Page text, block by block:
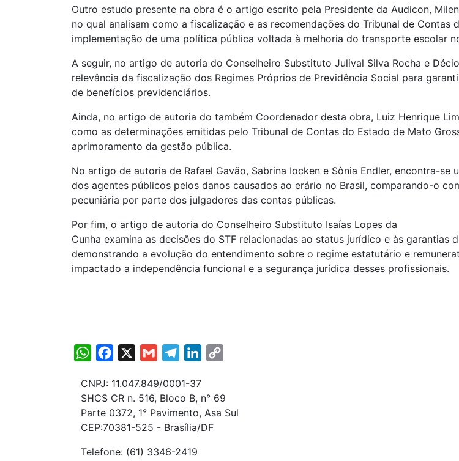
Outro estudo presente na obra é o artigo escrito pela Presidente da Audicon,
no qual analisam como a fiscalização e as recomendações do Tribunal de
implementação de uma política pública voltada à melhoria do transporte escolar
A seguir, no artigo de autoria do Conselheiro Substituto Julival Silva Rocha e
relevância da fiscalização dos Regimes Próprios de Previdência Social para
de benefícios previdenciários.
Ainda, no artigo de autoria do também Coordenador desta obra, Luiz Henrique
como as determinações emitidas pelo Tribunal de Contas do Estado de Mato
aprimoramento da gestão pública.
No artigo de autoria de Rafael Gavão, Sabrina Iocken e Sônia Endler, encontra-
dos agentes públicos pelos danos causados ao erário no Brasil, comparando-o
pecuniária por parte dos julgadores das contas públicas.
Por fim, o artigo de autoria do Conselheiro Substituto Isaías Lopes da
Cunha examina as decisões do STF relacionadas ao status jurídico e às
demonstrando a evolução do entendimento sobre o regime estatutário e
impactado a independência funcional e a segurança jurídica desses profissionais.
WhatsAppFacebook Gmail TelegramLinkedIn
CNPJ: 11.047.849/0001-37
SHCS CR n. 516, Bloco B, n° 69
Parte 0372, 1° Pavimento, Asa Sul
CEP:70381-525 - Brasília/DF
Telefone: (61) 3346-2419